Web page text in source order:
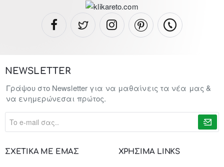
ΣΧΕΤΙΚΑ ΜΕ ΕΜΑΣ ΧΡΗΣΙΜΑ LINKS
NEWSLETTER
Γράψου στο Newsletter για να μαθαίνεις τα νέα μας &
να ενημερώνεσαι πρώτος.
σας..